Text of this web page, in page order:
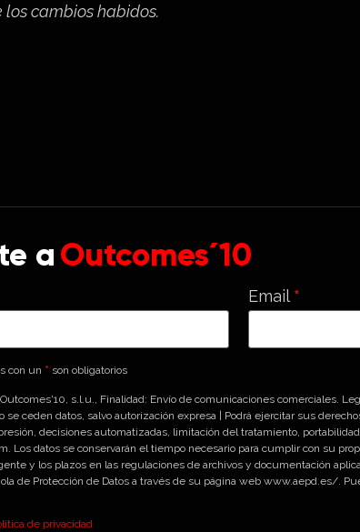
cambios habidos.
aOutcomes´10
Email *
con un * son obligatorios
s.l.u., Finalidad: Envío de comunicaciones comerciales.
se ceden datos, salvo autorización expresa | Podrá ejercitar sus
decisiones automatizadas, limitación del tratamiento,
Los datos se conservarán el tiempo necesario para cumplir con su
y los plazos en las regulaciones de archivos y documentación
de Protección de Datos a través de su página web www.aepd.es/.
de privacidad